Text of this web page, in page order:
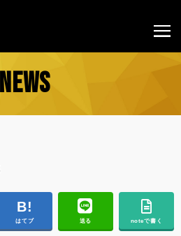
NEWS
はてブ 送る noteで書く